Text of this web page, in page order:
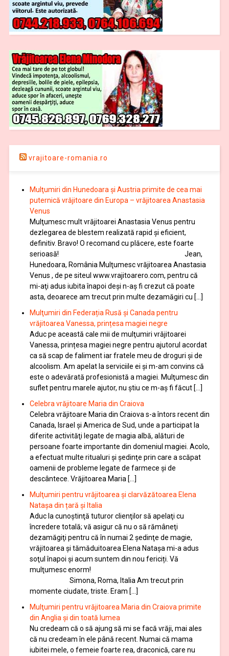
vrajitoare-romania.ro
Mulţumiri din Hunedoara și Austria primite de cea mai
puternică vrăjitoare din Europa – vrăjitoarea Anastasia
Venus
Mulţumesc mult vrăjitoarei Anastasia Venus pentru
dezlegarea de blestem realizată rapid și eficient,
definitiv. Bravo! O recomand cu plăcere, este foarte
serioasă! Jean,
Hunedoara, România Mulţumesc vrăjitoarea Anastasia
Venus , de pe siteul www.vrajitoarero.com, pentru că
mi-aţi adus iubita înapoi deşi n-aş fi crezut că poate
asta, deoarece am trecut prin multe dezamăgiri cu […]
Mulţumiri din Federația Rusă și Canada pentru
vrăjitoarea Vanessa, prințesa magiei negre
Aduc pe această cale mii de mulţumiri vrăjitoarei
Vanessa, prințesa magiei negre pentru ajutorul acordat
ca să scap de faliment iar fratele meu de droguri și de
alcoolism. Am apelat la serviciile ei şi m-am convins că
este o adevărată profesionistă a magiei. Mulţumesc din
suflet pentru marele ajutor, nu știu ce m-aș fi făcut […]
Celebra vrăjitoare Maria din Craiova
Celebra vrăjitoare Maria din Craiova s-a întors recent din
Canada, Israel şi America de Sud, unde a participat la
diferite activităţi legate de magia albă, alături de
persoane foarte importante din domeniul magiei. Acolo,
a efectuat multe ritualuri şi şedinţe prin care a scăpat
oamenii de probleme legate de farmece şi de
descântece. Vrăjitoarea Maria […]
Mulţumiri pentru vrăjitoarea și clarvăzătoarea Elena
Natașa din țară și Italia
Aduc la cunoştinţă tuturor clienţilor să apelaţi cu
încredere totală; vă asigur că nu o să rămâneţi
dezamăgiţi pentru că în numai 2 şedinţe de magie,
vrăjitoarea și tămăduitoarea Elena Natașa mi-a adus
soţul înapoi și acum suntem din nou fericiți. Vă
mulţumesc enorm!
Simona, Roma, Italia Am trecut prin
momente ciudate, triste. Eram […]
Mulţumiri pentru vrăjitoarea Maria din Craiova primite
din Anglia și din toată lumea
Nu credeam că o să ajung să mi se facă vrăji, mai ales
că nu credeam în ele până recent. Numai că mama
iubitei mele, o femeie foarte rea, draconică, care nu